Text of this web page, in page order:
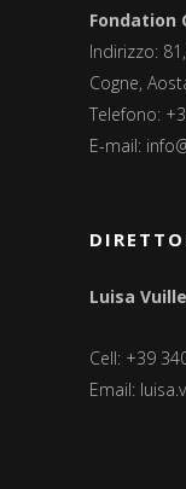
Fondation
Indirizzo:
Cogne,
Telefono:
E-mail:
Luisa
Cell: +39
Email: